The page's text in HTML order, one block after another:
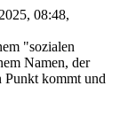
08:48,
"sozialen
Namen, der
Punkt kommt und